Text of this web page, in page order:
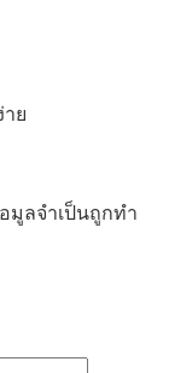
าย
มูลจำเป็นถูกทำ